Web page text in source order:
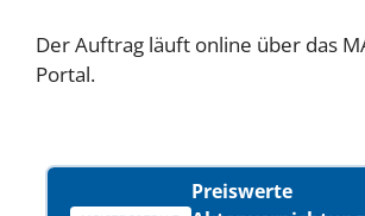
Der Auftrag läuft online über das
Portal.
Preiswerte